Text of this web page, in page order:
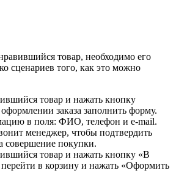
товар, необходимо его
сценариев того, как это можно
товар и нажать кнопку
заказа заполнить форму.
в поля: ФИО, телефон и e-mail.
менеджер, чтобы подтвердить
совершение покупки.
товар и нажать кнопку «В
перейти в корзину и нажать «Оформить